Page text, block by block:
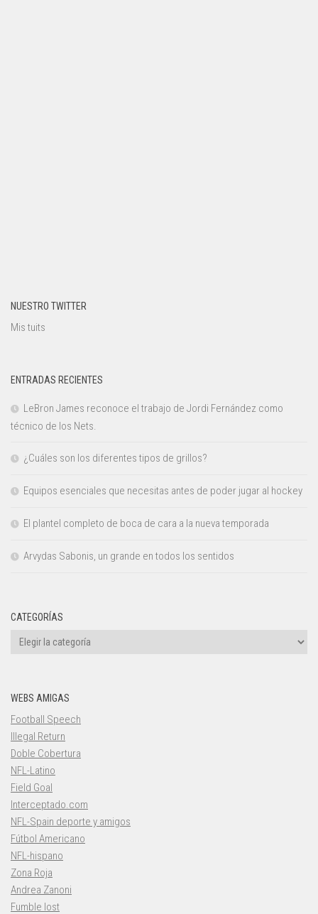
NUESTRO TWITTER
Mis tuits
ENTRADAS RECIENTES
LeBron James reconoce el trabajo de Jordi Fernández como
técnico de los Nets.
¿Cuáles son los diferentes tipos de grillos?
Equipos esenciales que necesitas antes de poder jugar al hockey
El plantel completo de boca de cara a la nueva temporada
Arvydas Sabonis, un grande en todos los sentidos
CATEGORÍAS
Categorías
WEBS AMIGAS
Football Speech
Illegal Return
Doble Cobertura
NFL-Latino
Field Goal
Interceptado.com
NFL-Spain deporte y amigos
Fútbol Americano
NFL-hispano
Zona Roja
Andrea Zanoni
Fumble lost